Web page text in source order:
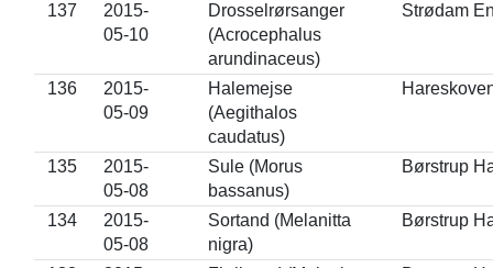
137
2015-
05-10
Drosselrørsanger
(Acrocephalus
arundinaceus)
Strødam
136
2015-
05-09
Halemejse
(Aegithalos
caudatus)
135
2015-
05-08
Sule (Morus
bassanus)
Børstrup
134
2015-
05-08
Sortand (Melanitta
nigra)
Børstrup